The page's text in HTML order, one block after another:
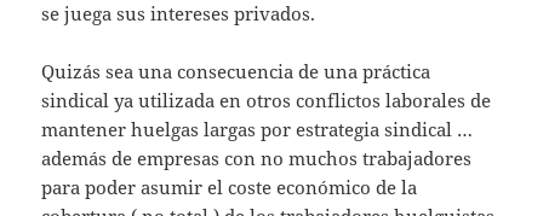
se juega sus intereses privados.
Quizás sea una consecuencia de una práctica
sindical ya utilizada en otros conflictos laborales de
mantener huelgas largas por estrategia sindical …
además de empresas con no muchos trabajadores
para poder asumir el coste económico de la